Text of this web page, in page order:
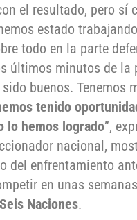
el resultado, pero sí
estado
todo en la parte
últimos minutos de la
buenos. Tenemos
tenido
lo hemos logrado”,
nacional,
del enfrentamiento
en unas
Seis Naciones.